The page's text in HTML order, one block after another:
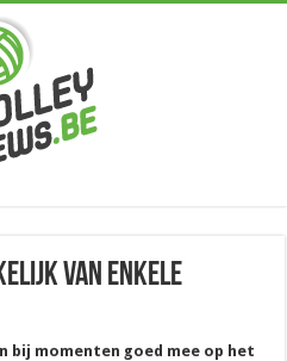
van enkele
bij momenten goed mee op het